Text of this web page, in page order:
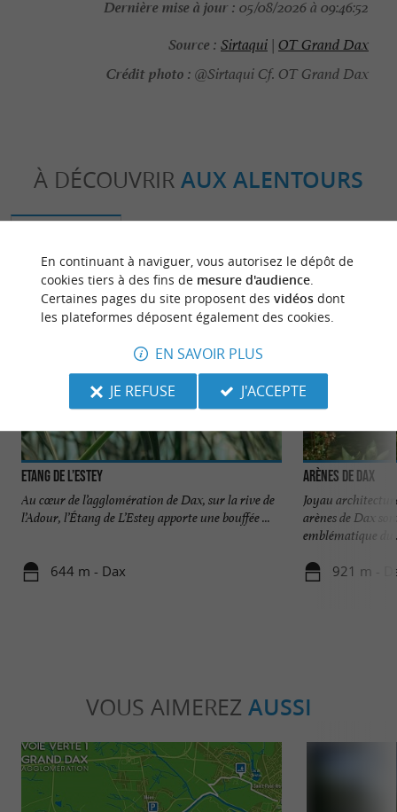
Dernière mise à jour : 05/08/2026 à 09:46:52
Source : Sirtaqui | OT Grand Dax
Crédit photo : @Sirtaqui Cf. OT Grand Dax
À DÉCOUVRIR AUX ALENTOURS
Etang de l’Estey
Au cœur de l’agglomération de Dax, sur la rive de
l’Adour, l’Étang de L’Estey apporte une bouffée ...
644 m - Dax
Arènes de Dax
Joyau
arènes de Dax
emblématique du
921 m -
VOUS AIMEREZ AUSSI
En continuant à naviguer, vous autorisez le dépôt de
cookies tiers à des fins de mesure d'audience.
Certaines pages du site proposent des vidéosdont
les plateformes déposent également des cookies.
EN SAVOIR PLUS
JE REFUSE
J'ACCEPTE